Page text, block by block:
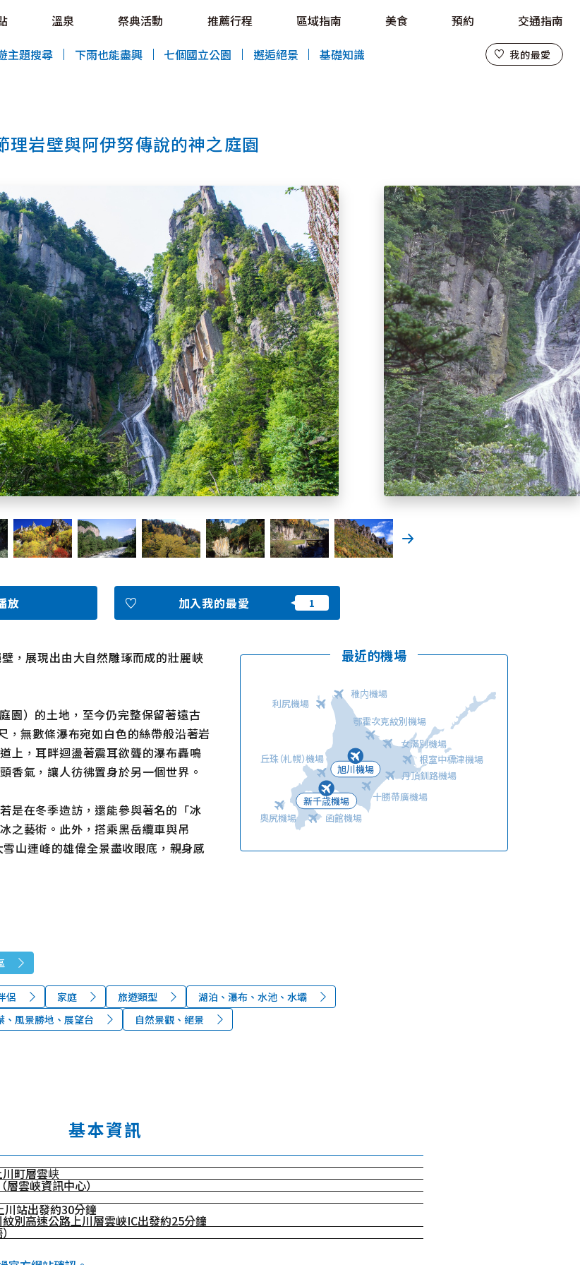
LOVE!
我的最愛
溫泉 祭典活動 推薦行程 區域指南 美食 預約
交通指南
主題搜尋 下雨也能盡興 七個國立公園 邂逅絕景 基礎知識 我的最愛
特輯
觀光景點
推薦行程
區域指南
美食
預約
交通指南
北海道簡介
依旅遊主題搜尋
下雨也能盡興
七個國立公園
邂逅絕景
基礎知識
我的最愛
Faceb
ook
Instag
ram
YouTu
be
照片集
影片
隱私權政策摘要
Cookie 政策
語言
岩壁與阿伊努傳說的神之庭園
，展現出由大自然雕琢而成的壯麗峽
）的土地，至今仍完整保留著遠古
，無數條瀑布宛如白色的絲帶般沿著岩
上，耳畔迴盪著震耳欲聾的瀑布轟鳴
香氣，讓人彷彿置身於另一個世界。
是在冬季造訪，還能參與著名的「冰
之藝術。此外，搭乘黑岳纜車與吊
山連峰的雄偉全景盡收眼底，親身感
放 加入我的最愛
侶 家庭 旅遊類型
湖泊、瀑布、水池、水壩
、風景勝地、展望台 自然景觀、絕景
最近的機場
新千歳機場
丘珠（札幌）機場
函館機場
奧尻機場
旭川機場
稚内機場
利尻機場
鄂霍次克紋別機場
女滿別機場
根室中標津機場
丹頂釧路機場
十勝帶廣機場
基本資訊
町層雲峡
層雲峽資訊中心）
站出發約30分鐘
別高速公路上川層雲峽IC出發約25分鐘